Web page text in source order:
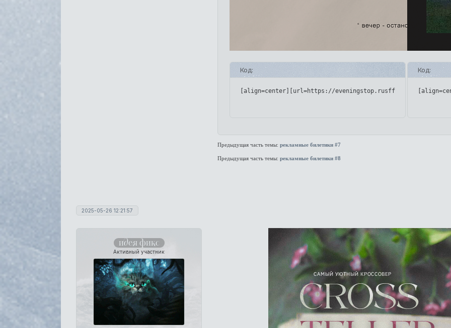
Код:
[align=center][url=https://eveningstop.rusff.me/
Код:
Предыдущая часть темы: рекламные билетики #7
Предыдущая часть темы: рекламные билетики #8
2025-05-26 12:21:57
идея фикс
Активный участник